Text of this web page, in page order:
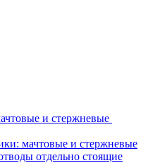
и стержневые
мачтовые и стержневые
отдельно стоящие